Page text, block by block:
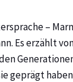
–
Es erzählt
geprägt